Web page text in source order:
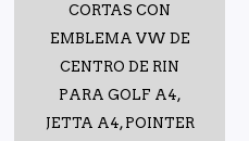
CORTAS CON
EMBLEMA VW DE
CENTRO DE RIN
PARA GOLF A4,
JETTA A4, POINTER